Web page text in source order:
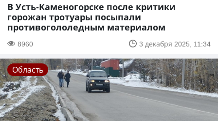
В Усть-Каменогорске после критики
горожан тротуары посыпали
противогололедным материалом
8960 3 декабря 2025, 11:34
Область